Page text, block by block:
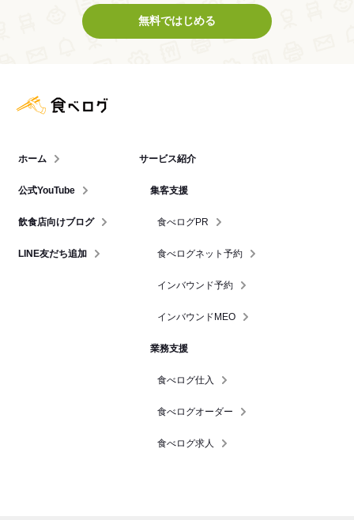
無料ではじめる
ホーム
公式YouTube
飲食店向けブログ
LINE友だち追加
サービス紹介
集客支援
食べログPR
食べログネット予約
インバウンド予約
インバウンドMEO
業務支援
食べログ仕入
食べログオーダー
食べログ求人